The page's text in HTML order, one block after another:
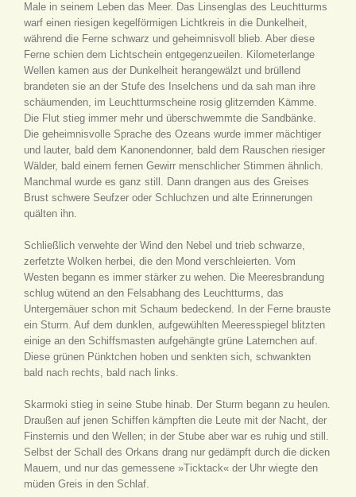
Male in seinem Leben das Meer. Das Linsenglas des Leuchtturms
warf einen riesigen kegelförmigen Lichtkreis in die Dunkelheit,
während die Ferne schwarz und geheimnisvoll blieb. Aber diese
Ferne schien dem Lichtschein entgegenzueilen. Kilometerlange
Wellen kamen aus der Dunkelheit herangewälzt und brüllend
brandeten sie an der Stufe des Inselchens und da sah man ihre
schäumenden, im Leuchtturmscheine rosig glitzernden Kämme.
Die Flut stieg immer mehr und überschwemmte die Sandbänke.
Die geheimnisvolle Sprache des Ozeans wurde immer mächtiger
und lauter, bald dem Kanonendonner, bald dem Rauschen riesiger
Wälder, bald einem fernen Gewirr menschlicher Stimmen ähnlich.
Manchmal wurde es ganz still. Dann drangen aus des Greises
Brust schwere Seufzer oder Schluchzen und alte Erinnerungen
quälten ihn.
Schließlich verwehte der Wind den Nebel und trieb schwarze,
zerfetzte Wolken herbei, die den Mond verschleierten. Vom
Westen begann es immer stärker zu wehen. Die Meeresbrandung
schlug wütend an den Felsabhang des Leuchtturms, das
Untergemäuer schon mit Schaum bedeckend. In der Ferne brauste
ein Sturm. Auf dem dunklen, aufgewühlten Meeresspiegel blitzten
einige an den Schiffsmasten aufgehängte grüne Laternchen auf.
Diese grünen Pünktchen hoben und senkten sich, schwankten
bald nach rechts, bald nach links.
Skarmoki stieg in seine Stube hinab. Der Sturm begann zu heulen.
Draußen auf jenen Schiffen kämpften die Leute mit der Nacht, der
Finsternis und den Wellen; in der Stube aber war es ruhig und still.
Selbst der Schall des Orkans drang nur gedämpft durch die dicken
Mauern, und nur das gemessene »Ticktack« der Uhr wiegte den
müden Greis in den Schlaf.